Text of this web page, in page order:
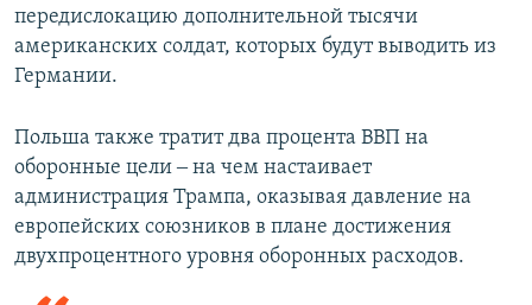
передислокацию дополнительной тысячи
американских солдат, которых будут выводить из
Германии.
Польша также тратит два процента ВВП на
оборонные цели ‒ на чем настаивает
администрация Трампа, оказывая давление на
европейских союзников в плане достижения
двухпроцентного уровня оборонных расходов.